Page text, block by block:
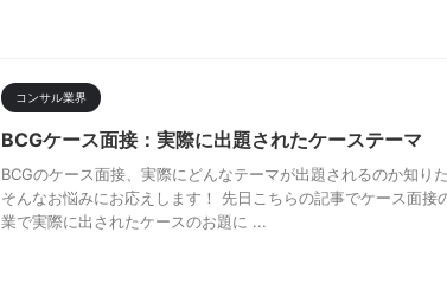
コンサル業界
BCGケース面接：実際に出題されたケーステーマ
BCGのケース面接、実際にどんなテーマが出題されるのか知り
そんなお悩みにお応えします！ 先日こちらの記事でケース面接
業で実際に出されたケースのお題に ...